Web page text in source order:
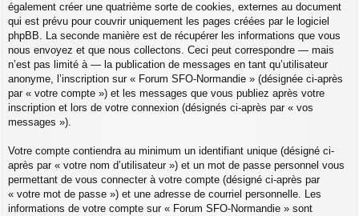
également créer une quatrième sorte de cookies, externes au document
qui est prévu pour couvrir uniquement les pages créées par le logiciel
phpBB. La seconde manière est de récupérer les informations que vous
nous envoyez et que nous collectons. Ceci peut correspondre — mais
n’est pas limité à — la publication de messages en tant qu’utilisateur
anonyme, l’inscription sur « Forum SFO-Normandie » (désignée ci-après
par « votre compte ») et les messages que vous publiez après votre
inscription et lors de votre connexion (désignés ci-après par « vos
messages »).
Votre compte contiendra au minimum un identifiant unique (désigné ci-
après par « votre nom d’utilisateur ») et un mot de passe personnel vous
permettant de vous connecter à votre compte (désigné ci-après par
« votre mot de passe ») et une adresse de courriel personnelle. Les
informations de votre compte sur « Forum SFO-Normandie » sont